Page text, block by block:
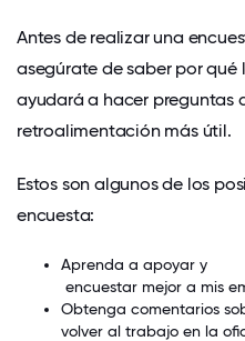
Antes de realizar una
asegúrate de saber por qué
ayudará a hacer preguntas
retroalimentación más útil.
Estos son algunos de los
encuesta:
Aprenda a apoyar y
encuestar mejor a mis
Obtenga comentarios
volver al trabajo en la